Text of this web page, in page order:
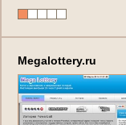
(много заметок,
различной информации,
большое покрытие
и новостных ресурсов)
Megalottery.ru